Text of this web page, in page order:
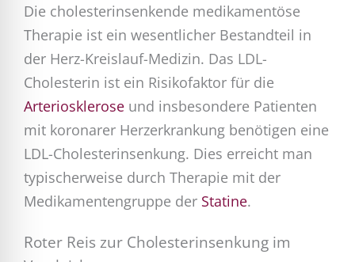
Die cholesterinsenkende medikamentöse
Therapie ist ein wesentlicher Bestandteil in
der Herz-Kreislauf-Medizin. Das LDL-
Cholesterin ist ein Risikofaktor für die
Arteriosklerose und insbesondere Patienten
mit koronarer Herzerkrankung benötigen eine
LDL-Cholesterinsenkung. Dies erreicht man
typischerweise durch Therapie mit der
Medikamentengruppe der Statine.
Roter Reis zur Cholesterinsenkung im